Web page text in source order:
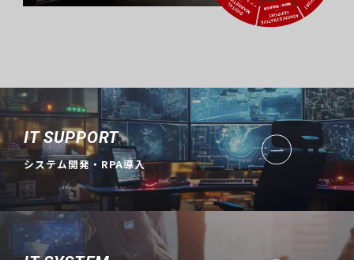
IT SUPPORT
システム開発・RPA導入